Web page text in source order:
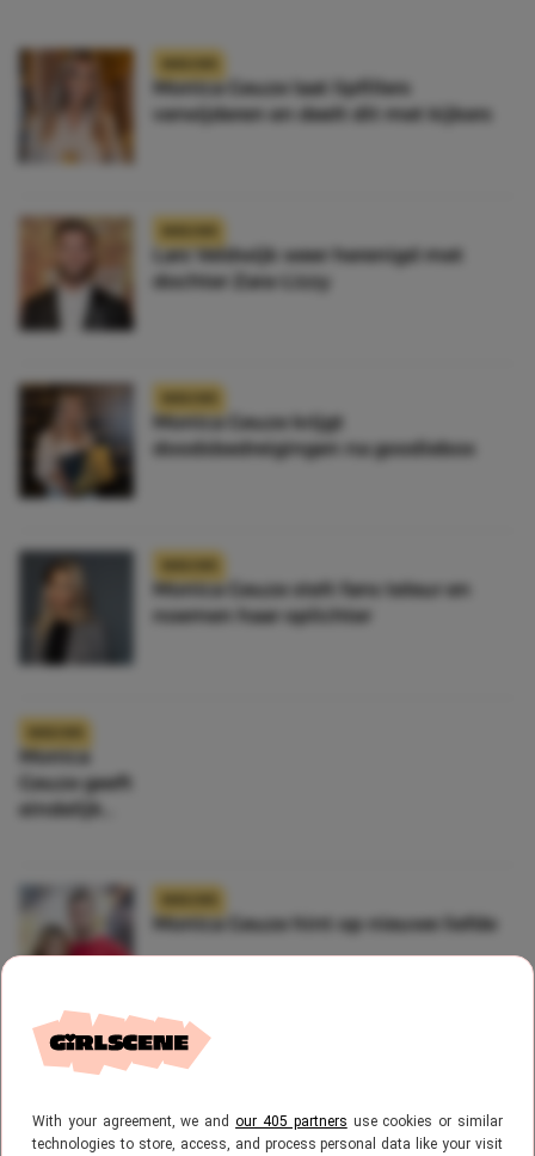
With your agreement, we andour 405 partners use cookies or similar
technologies to store, access, and process personal data like your visit
Monica Geuze laat lipfillers
verwijderen en deelt dit met kijkers
Lars Veldwijk weer herenigd met
dochter Zara-Lizzy
Monica Geuze krijgt
doodsbedreigingen na goodiebox
Monica Geuze stelt fans teleur en
noemen haar oplichter
Monica
Geuze geeft
eindelijk
relatiestatu
s
Monica Geuze hint op nieuwe liefde
NIEUWS
binnenkort te zien in
televisieprogramma ‘Vier Handen Op